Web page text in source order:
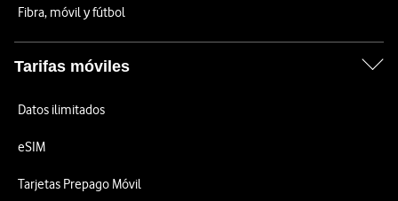
Fibra, móvil y fútbol
Tarifas móviles
Datos ilimitados
eSIM
Tarjetas Prepago Móvil